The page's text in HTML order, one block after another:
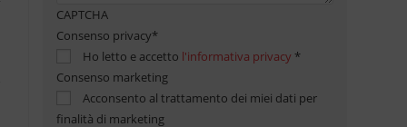
CAPTCHA
Consenso privacy*
Ho letto e accetto l'informativa privacy *
Consenso marketing
Acconsento al trattamento dei miei dati per
finalità di marketing